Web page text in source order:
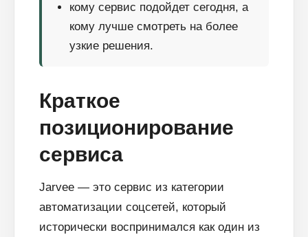
кому сервис подойдет сегодня, а
кому лучше смотреть на более
узкие решения.
Краткое
позиционирование
сервиса
Jarvee — это сервис из категории
автоматизации соцсетей, который
исторически воспринимался как один из